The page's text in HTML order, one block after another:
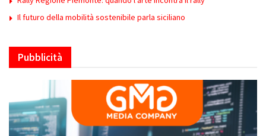
Il futuro della mobilità sostenibile parla siciliano
Pubblicità